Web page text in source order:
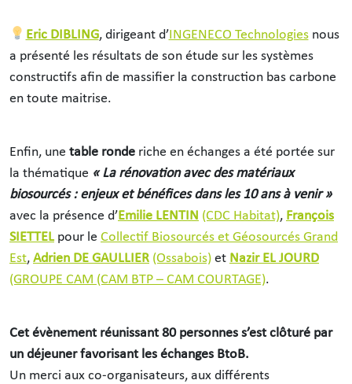
Eric DIBLING, dirigeant d’INGENECO Technologiesnous
a présenté les résultats de son étude sur les systèmes
constructifs afin de massifier la construction bas carbone
en toute maitrise.
Enfin, une table ronde riche en échanges a été portée sur
la thématique « La rénovation avec des matériaux
biosourcés : enjeux et bénéfices dans les 10 ans à venir »
avec la présence d’Emilie LENTIN (CDC Habitat), François
SIETTEL pour le Collectif Biosourcés et Géosourcés Grand
Est, Adrien DE GAULLIER (Ossabois) et Nazir EL JOURD
(GROUPE CAM (CAM BTP – CAM COURTAGE).
Cet évènement réunissant 80 personnes s’est clôturé par
un déjeuner favorisant les échanges BtoB.
Un merci aux co-organisateurs, aux différents